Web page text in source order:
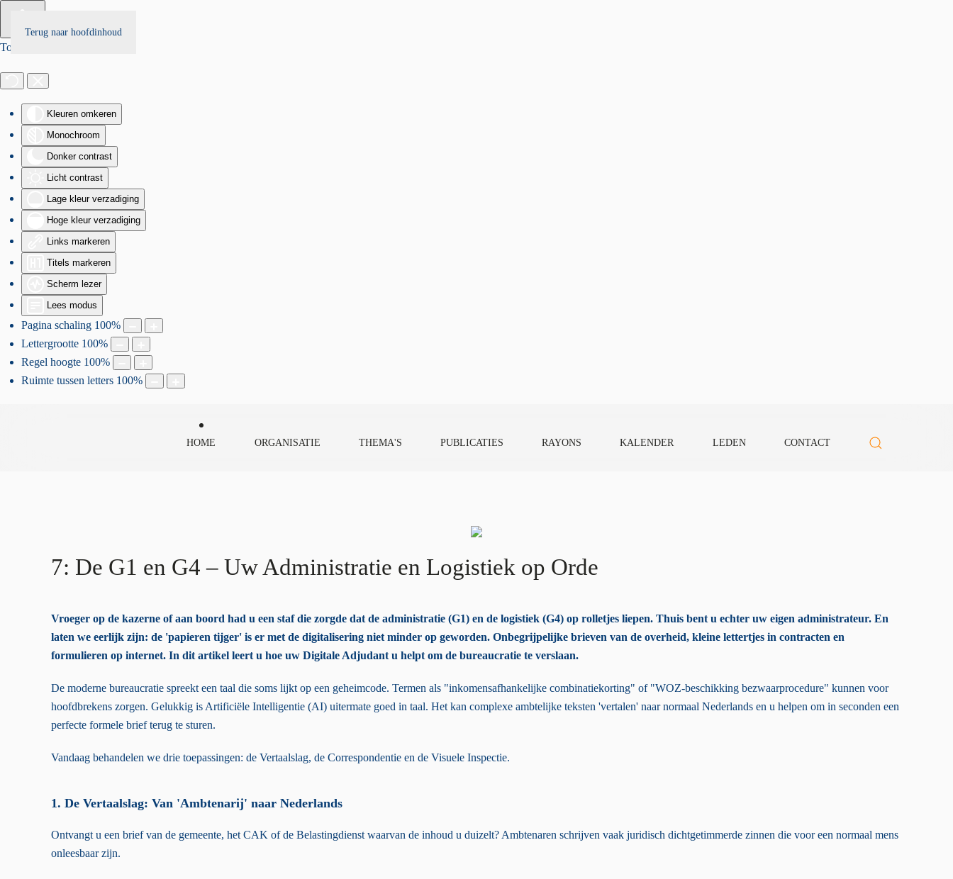
Toegankelijkheid
Kleuren omkeren
Monochroom
Donker contrast
Licht contrast
Lage kleur verzadiging
Hoge kleur verzadiging
Links markeren
Titels markeren
Scherm lezer
Lees modus
Pagina schaling 100%
Lettergrootte 100%
Regel hoogte 100%
Ruimte tussen letters 100%
Terug naar hoofdinhoud
HOME ORGANISATIE THEMA'S PUBLICATIES RAYONS KALENDER LEDEN CONTACT
7: De G1 en G4 – Uw Administratie en Logistiek op Orde
Vroeger op de kazerne of aan boord had u een staf die zorgde dat de administratie (G1) en de logistiek (G4) op rolletjes liepen. Thuis bent u echter uw eigen administrateur. En
laten we eerlijk zijn: de 'papieren tijger' is er met de digitalisering niet minder op geworden. Onbegrijpelijke brieven van de overheid, kleine lettertjes in contracten en
formulieren op internet. In dit artikel leert u hoe uw Digitale Adjudant u helpt om de bureaucratie te verslaan.
De moderne bureaucratie spreekt een taal die soms lijkt op een geheimcode. Termen als "inkomensafhankelijke combinatiekorting" of "WOZ-beschikking bezwaarprocedure" kunnen voor
hoofdbrekens zorgen. Gelukkig is Artificiële Intelligentie (AI) uitermate goed in taal. Het kan complexe ambtelijke teksten 'vertalen' naar normaal Nederlands en u helpen om in seconden een
perfecte formele brief terug te sturen.
Vandaag behandelen we drie toepassingen: de Vertaalslag, de Correspondentie en de Visuele Inspectie.
1. De Vertaalslag: Van 'Ambtenarij' naar Nederlands
Ontvangt u een brief van de gemeente, het CAK of de Belastingdienst waarvan de inhoud u duizelt? Ambtenaren schrijven vaak juridisch dichtgetimmerde zinnen die voor een normaal mens
onleesbaar zijn.